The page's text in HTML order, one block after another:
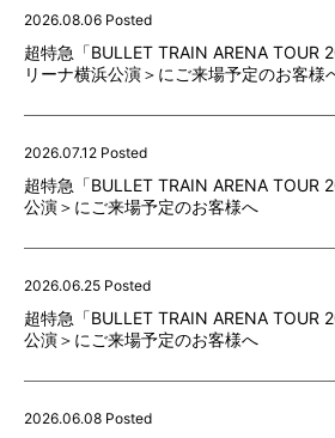
2026.08.06 Posted
超特急「BULLET TRAIN ARENA TOUR
リーナ横浜公演＞にご来場予定のお客様
2026.07.12 Posted
超特急「BULLET TRAIN ARENA TOUR
公演＞にご来場予定のお客様へ
2026.06.25 Posted
超特急「BULLET TRAIN ARENA TOUR
公演＞にご来場予定のお客様へ
2026.06.08 Posted